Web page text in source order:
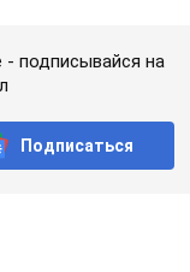
подписывайся на
Подписаться